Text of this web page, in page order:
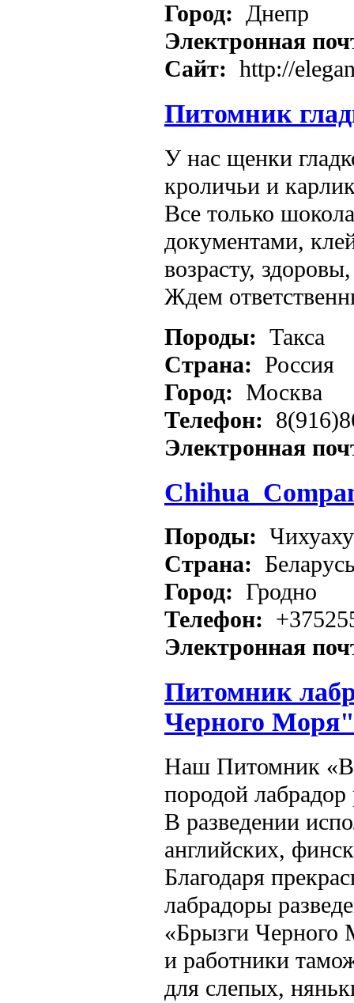
Город: Днепр
Электронная
Сайт: http://
Питомник
У нас щенки
кроличьи и
Все только
документами,
возрасту,
Ждем
Породы: Такса
Страна: Россия
Город: Москва
Телефон:
Электронная
Породы:
Страна:
Город: Гродно
Телефон:
Электронная
Питомник
Черного Моря"
Наш Питомник
породой лабрадор
В разведении
английских,
Благодаря
лабрадоры
«Брызги Черного
и работники
для слепых,